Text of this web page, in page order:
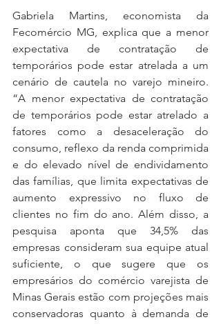
Gabriela Martins, economista da
Fecomércio MG, explica que a menor
expectativa de contratação de
temporários pode estar atrelada a um
cenário de cautela no varejo mineiro.
“A menor expectativa de contratação
de temporários pode estar atrelado a
fatores como a desaceleração do
consumo, reflexo da renda comprimida
e do elevado nível de endividamento
das famílias, que limita expectativas de
aumento expressivo no fluxo de
clientes no fim do ano. Além disso, a
pesquisa aponta que 34,5% das
empresas consideram sua equipe atual
suficiente, o que sugere que os
empresários do comércio varejista de
Minas Gerais estão com projeções mais
conservadoras quanto à demanda de